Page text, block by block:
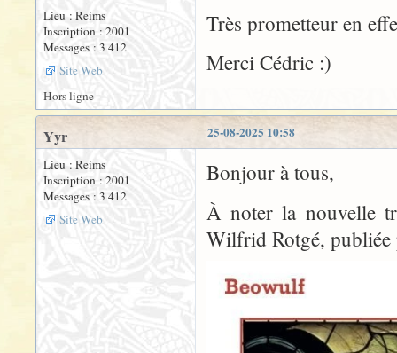
Lieu : Reims
Inscription : 2001
Messages : 3 412
Site Web
Très prometteur en
Merci Cédric :)
Hors ligne
25-08-2025 10:58
Yyr
Lieu : Reims
Inscription : 2001
Messages : 3 412
Site Web
Bonjour à tous,
À noter la nouvelle
Wilfrid Rotgé, publiée